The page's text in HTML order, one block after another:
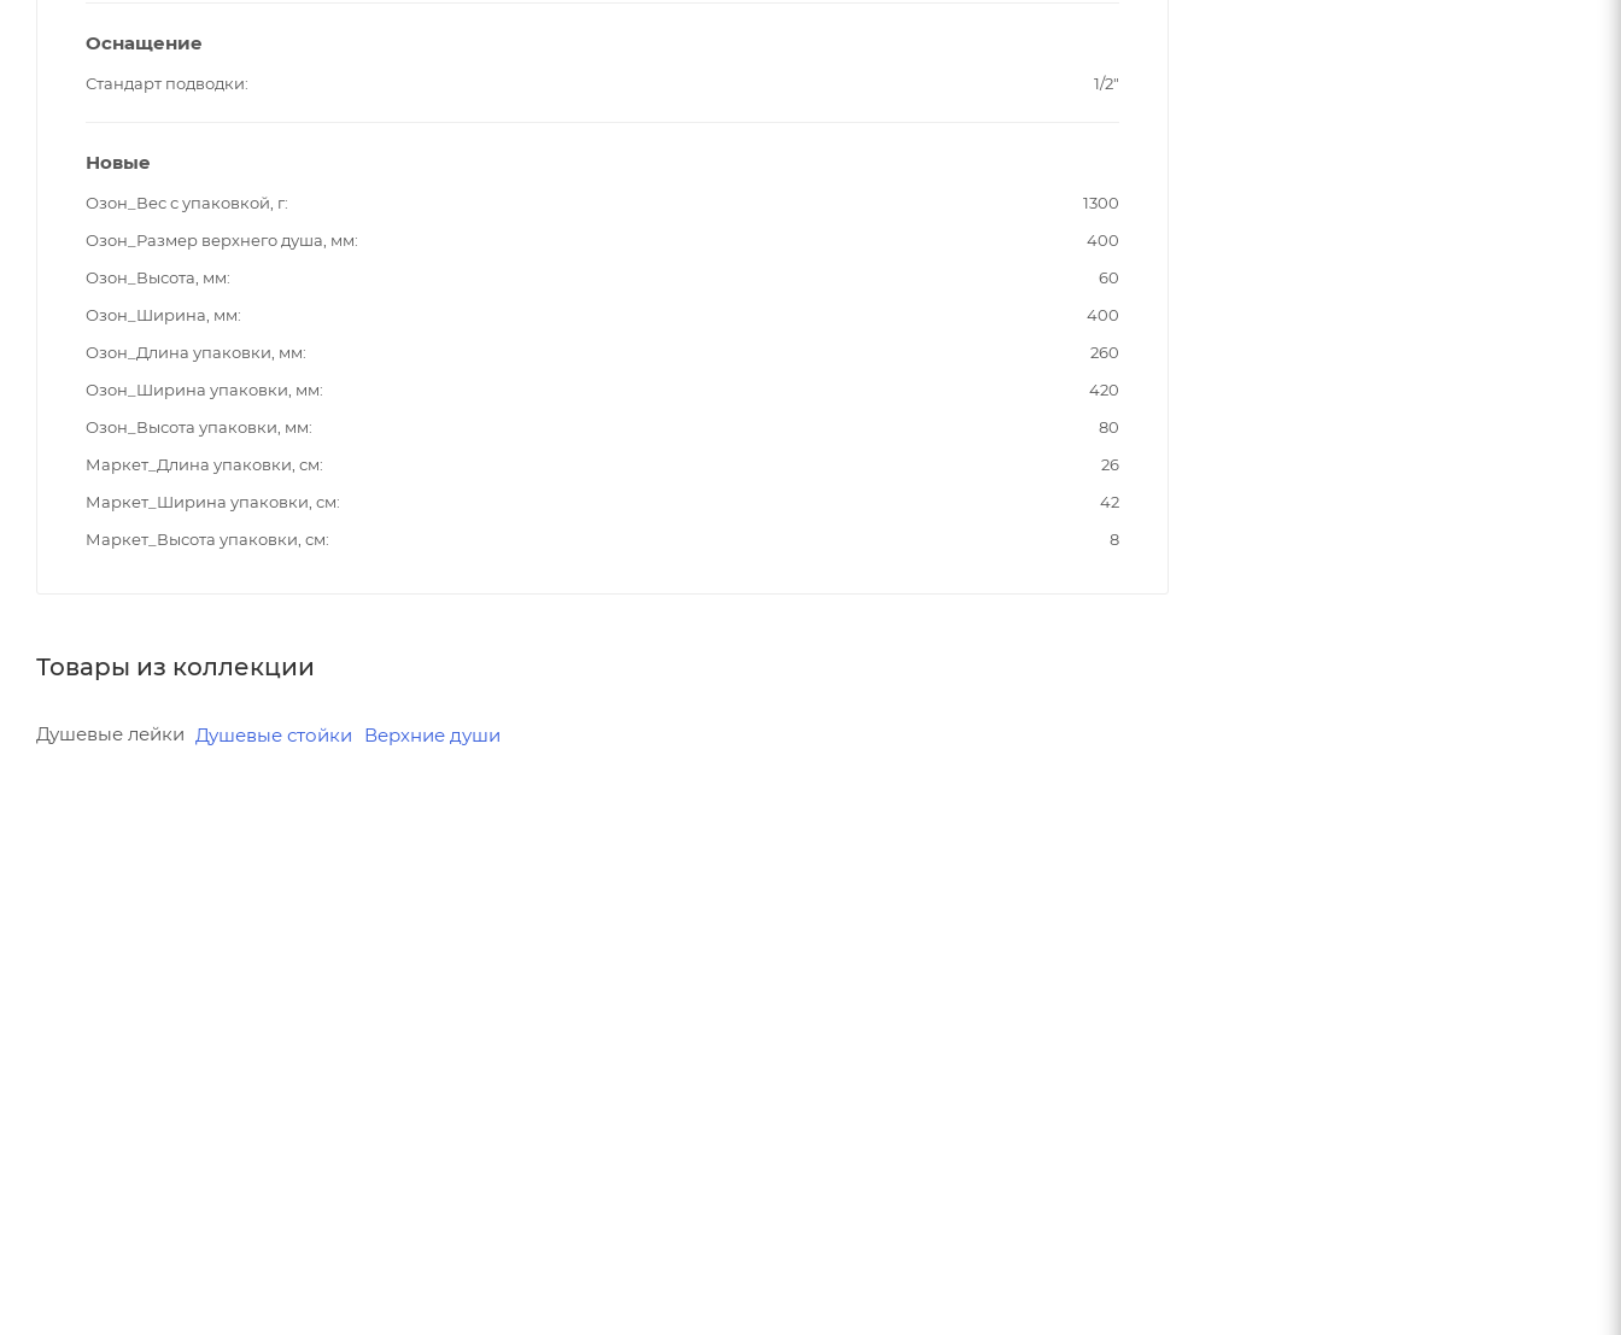
Оснащение
Стандарт подводки 1/2"
Новые
Озон_Вес с упаковкой, г
1300
Озон_Размер верхнего душа, мм
400
Озон_Высота, мм
60
Озон_Ширина, мм
400
Озон_Длина упаковки, мм
260
Озон_Ширина упаковки, мм
420
Озон_Высота упаковки, мм
80
Маркет_Длина упаковки, см
26
Маркет_Ширина упаковки, см
42
Маркет_Высота упаковки, см
8
Товары из коллекции
Душевые лейки Душевые стойки Верхние души